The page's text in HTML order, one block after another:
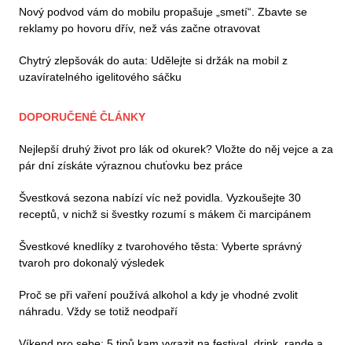
Nový podvod vám do mobilu propašuje „smetí“. Zbavte se
reklamy po hovoru dřív, než vás začne otravovat
Chytrý zlepšovák do auta: Udělejte si držák na mobil z
uzavíratelného igelitového sáčku
DOPORUČENÉ ČLÁNKY
Nejlepší druhý život pro lák od okurek? Vložte do něj vejce a za
pár dní získáte výraznou chuťovku bez práce
Švestková sezona nabízí víc než povidla. Vyzkoušejte 30
receptů, v nichž si švestky rozumí s mákem či marcipánem
Švestkové knedlíky z tvarohového těsta: Vyberte správný
tvaroh pro dokonalý výsledek
Proč se při vaření používá alkohol a kdy je vhodné zvolit
náhradu. Vždy se totiž neodpaří